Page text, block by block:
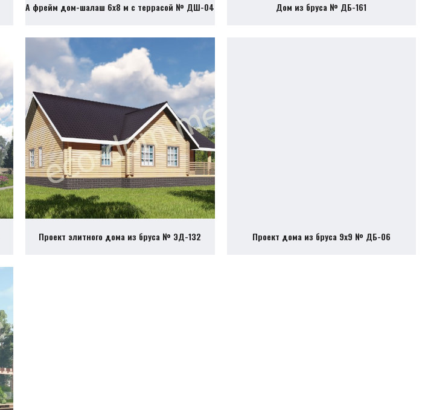
А фрейм дом-шалаш 6х8 м с террасой № ДШ-04 Дом из бруса № ДБ-161
Проект элитного дома из бруса № ЭД-132 Проект дома из бруса 9х9 № ДБ-06